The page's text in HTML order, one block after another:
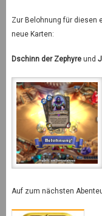
Zur Belohnung für diesen
neue Karten:
Dschinn der Zephyreund
Auf zum nächsten